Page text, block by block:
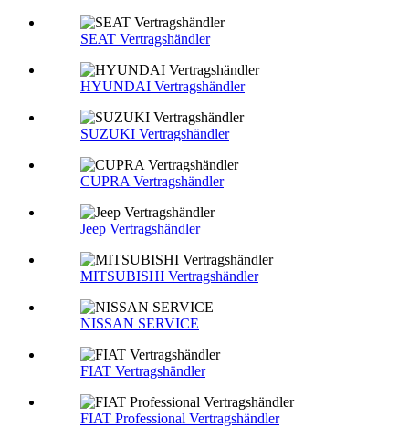
SEAT Vertragshändler
HYUNDAI Vertragshändler
SUZUKI Vertragshändler
CUPRA Vertragshändler
Jeep Vertragshändler
MITSUBISHI Vertragshändler
NISSAN SERVICE
FIAT Vertragshändler
FIAT Professional Vertragshändler